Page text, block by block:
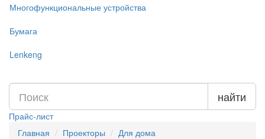
Многофункциональные устройства
Бумага
Lenkeng
найти
Прайс-лист
Главная
Проекторы Для дома